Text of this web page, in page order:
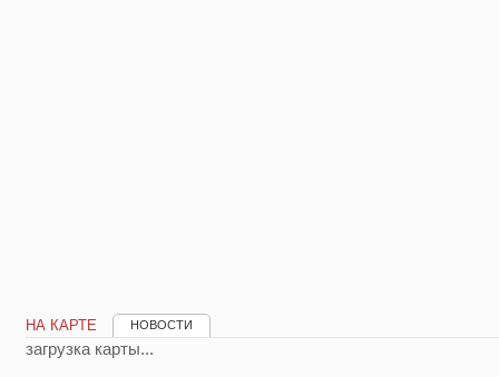
НА КАРТЕ НОВОСТИ
загрузка карты...